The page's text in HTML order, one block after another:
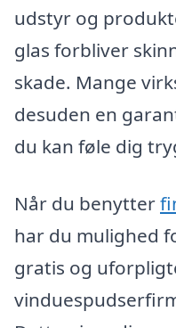
udstyr og
glas forbliver
skade. Mange
desuden en
du kan føle dig
Når du benytter
har du mulighed
gratis og